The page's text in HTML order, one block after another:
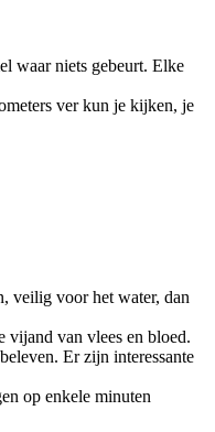
waar niets gebeurt. Elke
ver kun je kijken, je
veilig voor het water, dan
vijand van vlees en bloed.
Er zijn interessante
op enkele minuten